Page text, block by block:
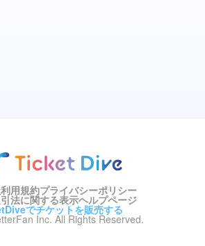
利用規約プライバシーポリシー
法に関する表示ヘルプページ
でチケットを販売する
Inc. All Rights Reserved.